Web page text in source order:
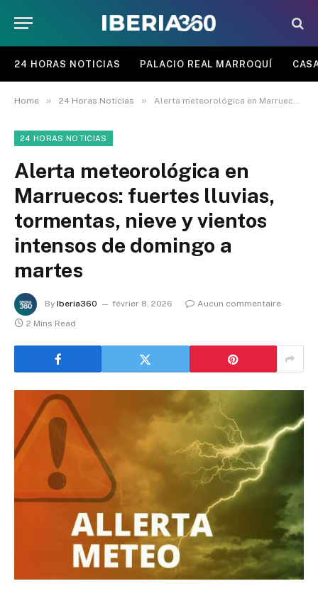
24 HORAS NOTICIAS PALACIO REAL MARROQUÍ
Home » 24 Horas Noticias » Alerta meteorológica en Marruecos: fuertes lluvias, tormentas, nieve y vientos intensos de domingo a martes
24 HORAS NOTICIAS
Alerta meteorológica en
Marruecos: fuertes lluvias,
tormentas, nieve y vientos
intensos de domingo a
martes
By Iberia360 février 8, 2026
Aucun commentaire
2 Mins Read